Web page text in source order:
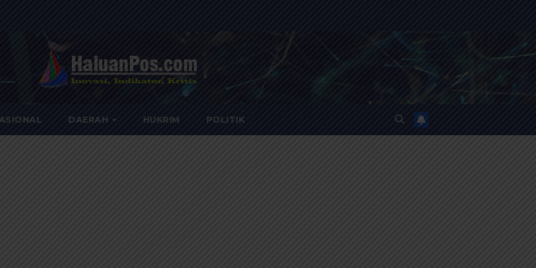
DAERAH HUKRIM POLITIK